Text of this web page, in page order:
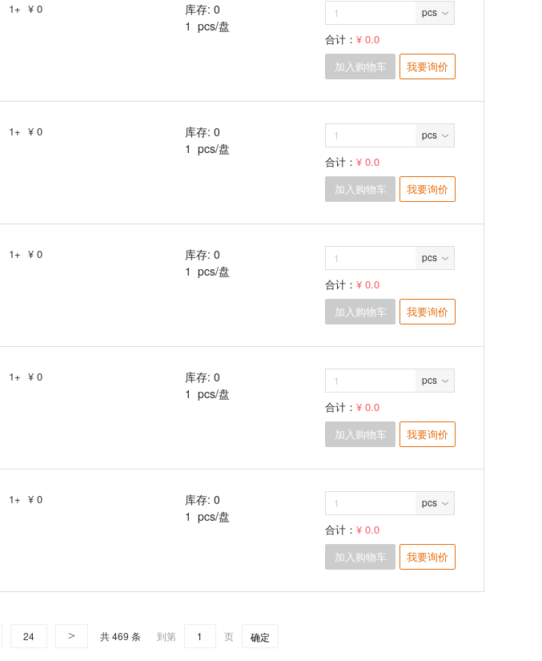
1+ ¥ 0
库存: 0
1 pcs/盘
pcs
合计： ¥ 0.0
加入购物车
我要询价
1+ ¥ 0
库存: 0
1 pcs/盘
pcs
合计： ¥ 0.0
加入购物车
我要询价
1+ ¥ 0
库存: 0
1 pcs/盘
pcs
合计： ¥ 0.0
加入购物车
我要询价
1+ ¥ 0
库存: 0
1 pcs/盘
pcs
合计： ¥ 0.0
加入购物车
我要询价
1+ ¥ 0
库存: 0
1 pcs/盘
pcs
合计： ¥ 0.0
加入购物车
我要询价
24 > 共 469 条 到第 页 确定